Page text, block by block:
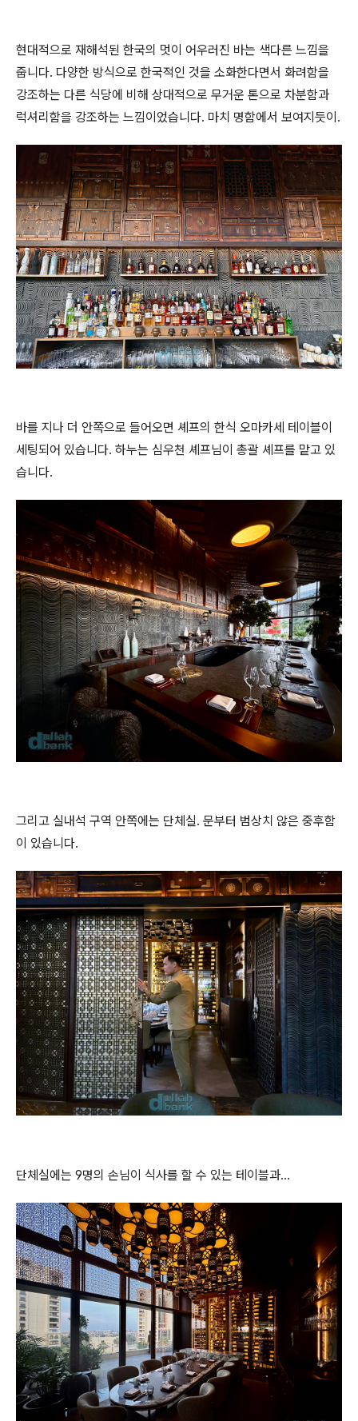
현대적으로 재해석된 한국의 멋이 어우러진 바는 색다른 느낌을
줍니다. 다양한 방식으로 한국적인 것을 소화한다면서 화려함을
강조하는 다른 식당에 비해 상대적으로 무거운 톤으로 차분함과
럭셔리함을 강조하는 느낌이었습니다. 마치 명함에서 보여지듯이.
바를 지나 더 안쪽으로 들어오면 셰프의 한식 오마카세 테이블이
세팅되어 있습니다. 하누는 심우천 셰프님이 총괄 셰프를 맡고 있
습니다.
그리고 실내석 구역 안쪽에는 단체실. 문부터 범상치 않은 중후함
이 있습니다.
단체실에는 9명의 손님이 식사를 할 수 있는 테이블과...